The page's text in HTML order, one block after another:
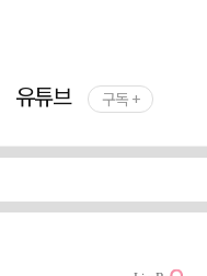
유튜브 구독 +